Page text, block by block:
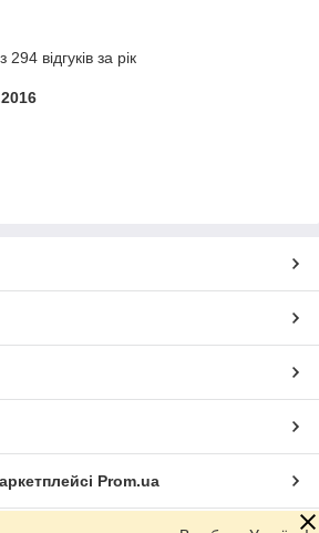
відгуків за рік
Prom.ua